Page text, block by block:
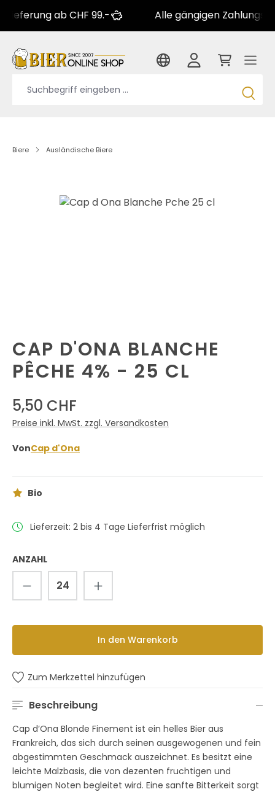
ab CHF 99.- Alle gängigen Zahlungsarten
Biere Ausländische Biere
CAP D'ONA BLANCHE
PÊCHE 4% - 25 CL
5,50 CHF
Preise inkl. MwSt. zzgl. Versandkosten
VonCap d'Ona
Bio
Lieferzeit: 2 bis 4 Tage Lieferfrist möglich
ANZAHL
Produkt Anzahl: Gib den
In den Warenkorb
Zum Merkzettel hinzufügen
Beschreibung
Cap d’Ona Blonde Finement ist ein helles Bier aus
Frankreich, das sich durch seinen ausgewogenen und fein
abgestimmten Geschmack auszeichnet. Es besitzt eine
leichte Malzbasis, die von dezenten fruchtigen und
blumigen Noten begleitet wird. Eine sanfte Bitterkeit sorgt